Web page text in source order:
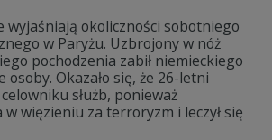
wyjaśniają okoliczności sobotniego
w Paryżu. Uzbrojony w nóż
pochodzenia zabił niemieckiego
osoby. Okazało się, że 26-letni
służb, ponieważ
w więzieniu za terroryzm i leczył się